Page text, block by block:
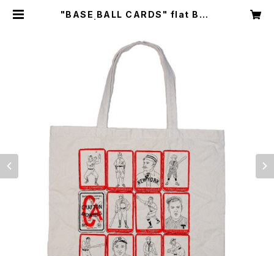
"BASE BALL CARDS" flat BAG